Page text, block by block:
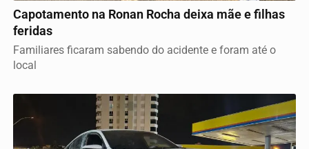
Capotamento na Ronan Rocha deixa mãe e filhas
feridas
Familiares ficaram sabendo do acidente e foram até o
local